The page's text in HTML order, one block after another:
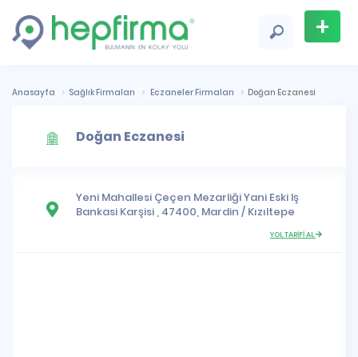
+
Ekle
Anasayfa Sağlık Firmaları Eczaneler Firmaları Doğan Eczanesi
Doğan Eczanesi
Yeni Mahallesi Çeçen Mezarliği Yani Eski Iş
Bankasi Karşisi , 47400, Mardin / Kızıltepe
YOL TARİFİ AL